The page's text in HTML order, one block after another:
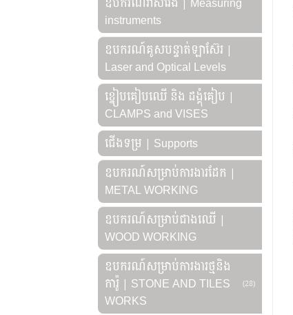
instruments
ឧបករណ៍គូសបន្ទាត់ឡាស៊ែរ |
Laser and Optical Levels
ខ្នៀបគៀបឈើ និង ដង្គុំគៀប |
CLAMPS and VISES
ជើងទម្រ | Supports
ឧបករណ៍សម្រាប់ការងារដែក |
METAL WORKING
ឧបករណ៍សម្រាប់ជាងឈើ |
WOOD WORKING
ឧបករណ៍សម្រាប់ការងារថ្មនិង
ការ៉ូ | STONE AND TILES
WORKS
(28)